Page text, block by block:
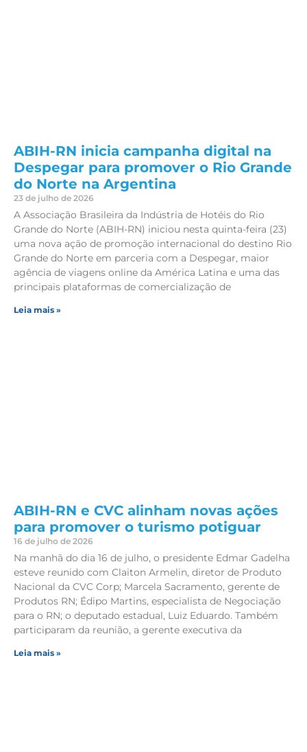
ABIH-RN inicia campanha digital na
Despegar para promover o Rio Grande
do Norte na Argentina
23 de julho de 2026
A Associação Brasileira da Indústria de Hotéis do Rio
Grande do Norte (ABIH-RN) iniciou nesta quinta-feira (23)
uma nova ação de promoção internacional do destino Rio
Grande do Norte em parceria com a Despegar, maior
agência de viagens online da América Latina e uma das
principais plataformas de comercialização de
Leia mais »
ABIH-RN e CVC alinham novas ações
para promover o turismo potiguar
16 de julho de 2026
Na manhã do dia 16 de julho, o presidente Edmar Gadelha
esteve reunido com Claiton Armelin, diretor de Produto
Nacional da CVC Corp; Marcela Sacramento, gerente de
Produtos RN; Édipo Martins, especialista de Negociação
para o RN; o deputado estadual, Luiz Eduardo. Também
participaram da reunião, a gerente executiva da
Leia mais »